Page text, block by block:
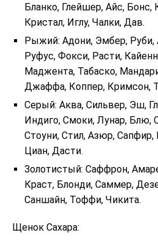
Бланко, Глейшер, Айс, Бонс,
Кристал, Иглу, Чалки, Дав.
Рыжий: Адони, Эмбер, Руби,
Руфус, Фокси, Расти,
Маджента, Табаско,
Джаффа, Коппер, Кримсон,
Серый: Аква, Сильвер, Эш,
Индиго, Смоки, Лунар, Блю,
Стоуни, Стил, Азюр, Сапфир,
Циан, Дасти.
Золотистый: Саффрон,
Краст, Блонди, Саммер,
Саншайн, Тоффи, Чикита.
Щенок Сахара: